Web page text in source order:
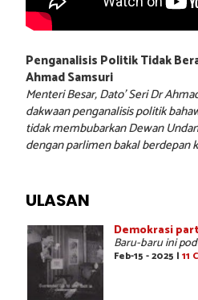
Penganalisis Politik Tidak
Ahmad Samsuri
Menteri Besar, Dato’ Seri Dr
dakwaan penganalisis politik
tidak membubarkan Dewan
dengan parlimen bakal berdepan
ULASAN
Demokrasi
Baru-baru ini
Feb-15 - 2025 | 11